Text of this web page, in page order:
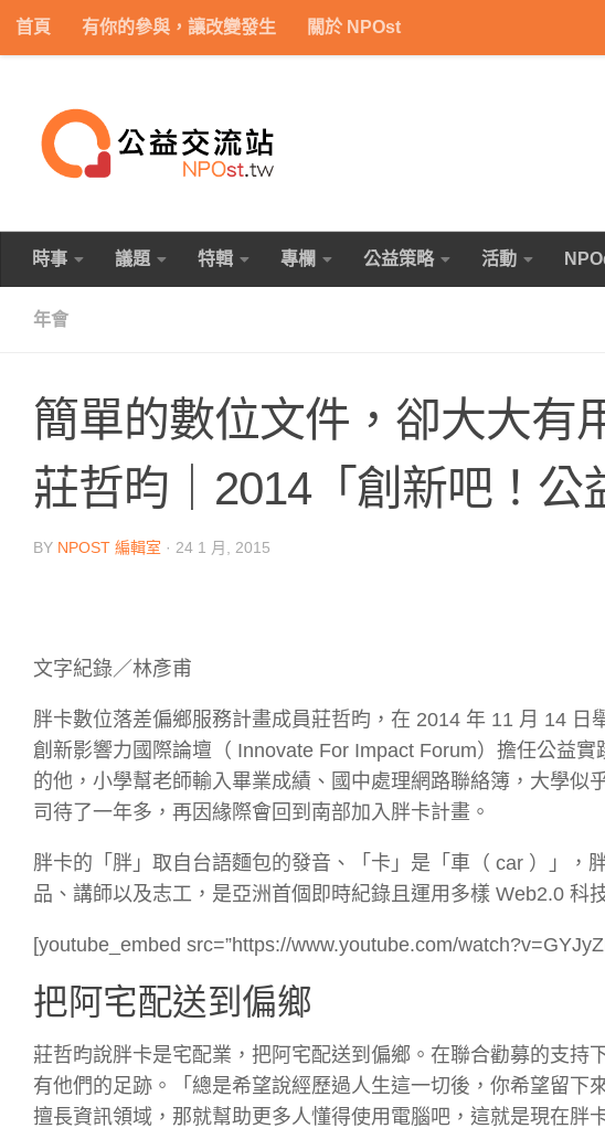
Skip to content
首頁 有你的參與，讓改變發生 關於 NPOst
時事 議題 特輯 專欄 公益策略 活動
年會
簡單的數位文件，卻大大有
莊哲昀｜2014「創新吧！公
BY NPOST 編輯室 · 24 1 月, 2015
文字紀錄／林彥甫
胖卡數位落差偏鄉服務計畫成員莊哲昀，在 2014 年 11 月 14
創新影響力國際論壇（ Innovate For Impact Forum）擔任公益
的他，小學幫老師輸入畢業成績、國中處理網路聯絡簿，大學似
司待了一年多，再因緣際會回到南部加入胖卡計畫。
胖卡的「胖」取自台語麵包的發音、「卡」是「車（ car ）」，
品、講師以及志工，是亞洲首個即時紀錄且運用多樣 Web2.0 科
[youtube_embed src=”https://www.youtube.com/
把阿宅配送到偏鄉
莊哲昀說胖卡是宅配業，把阿宅配送到偏鄉。在聯合勸募的支持
有他們的足跡。「總是希望說經歷過人生這一切後，你希望留
擅長資訊領域，那就幫助更多人懂得使用電腦吧，這就是現在胖